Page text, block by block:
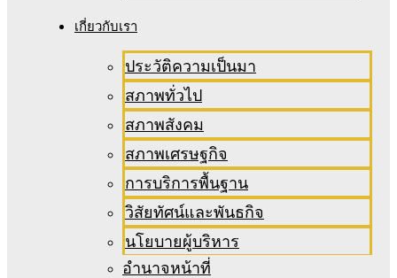
เกี่ยวกับเรา
ประวัติความเป็นมา
สภาพทั่วไป
สภาพสังคม
สภาพเศรษฐกิจ
การบริการพื้นฐาน
วิสัยทัศน์และพันธกิจ
นโยบายผู้บริหาร
อํานาจหน้าที่